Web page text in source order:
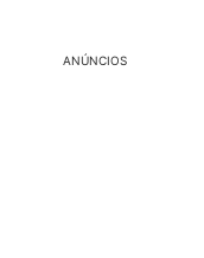
ANÚNCIOS